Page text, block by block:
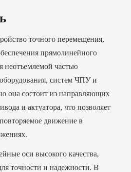
точного перемещения,
прямолинейного
неотъемлемой частью
систем ЧПУ и
она состоит из направляющих
и актуатора, что позволяет
движение в
оси высокого качества,
точности и надежности. В